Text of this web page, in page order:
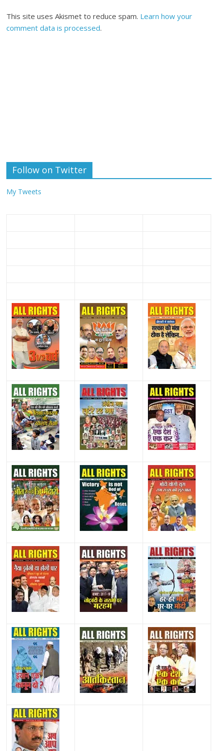
This site uses Akismet to reduce spam. Learn how your
comment data is processed.
Follow on Twitter
My Tweets